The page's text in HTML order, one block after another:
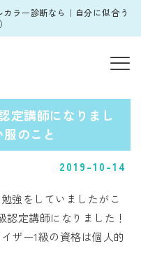
ラー診断なら｜自分に似合う
定講師になりまし
のこと
2019-10-14
強をしていましたがこ
定講師になりました！
ザー1級の資格は個人的